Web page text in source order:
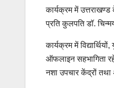
कार्यक्रम में उत्तराखण्ड
प्रति कुलपति डॉ.
कार्यक्रम में
ऑफलाइन सहभागिता
नशा उपचार केंद्रों तथा